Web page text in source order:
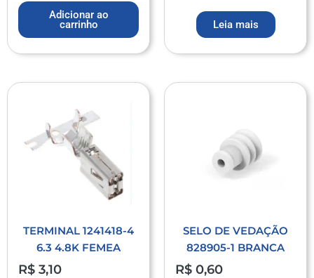
Adicionar ao
carrinho Leia mais
TERMINAL 1241418-4
6.3 4.8K FEMEA
R$ 3,10
SELO DE VEDAÇÃO
828905-1 BRANCA
R$ 0,60